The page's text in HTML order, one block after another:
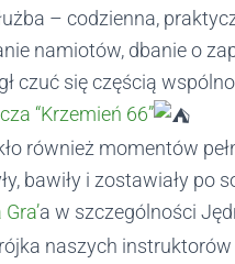
– codzienna,
namiotów, dbanie o
czuć się częścią
“Krzemień 66”
również momentów
bawiły i zostawiały po
a w szczególności
naszych